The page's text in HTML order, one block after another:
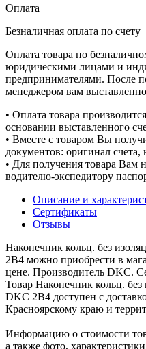
Оплата
Безналичная оплата по счету
Оплата товара по
юридическими лицами и
предпринимателями. После
менеджером вам
• Оплата товара
основании выставленного
• Вместе с товаром Вы
документов: оригинал счета,
• Для получения товара Вам
водителю-экспедитору
Описание и
Сертификаты
Отзывы
Наконечник кольц. без
2B4 можно приобрести в
цене. Производитель DKC.
Товар Наконечник кольц.
DKC 2B4 доступен с
Красноярскому краю и
Информацию о стоимости
а также фото,